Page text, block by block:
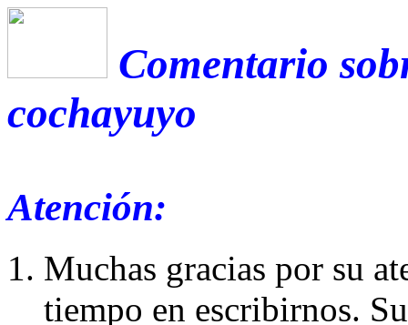
Comentario
cochayuyo
Atención:
Muchas gracias por su
tiempo en escribirnos.